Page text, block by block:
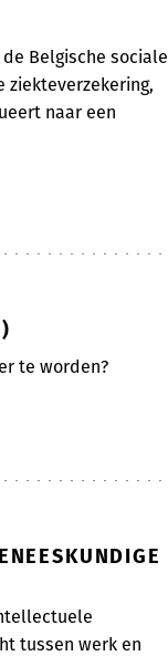
Belgische sociale
ziekteverzekering,
naar een
te worden?
tussen werk en